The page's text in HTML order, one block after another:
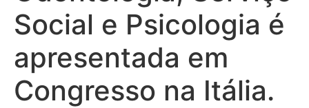
Social e Psicologia é
apresentada em
Congresso na Itália.